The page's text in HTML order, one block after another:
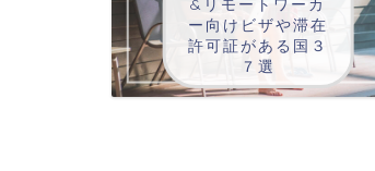
ー向けビザや滞在
許可証がある国３
７選